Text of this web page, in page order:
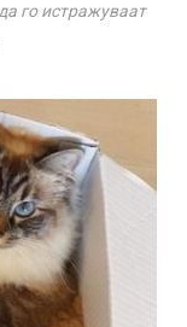
го истражуваат